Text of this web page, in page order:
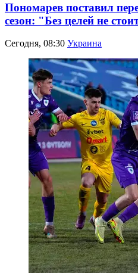
Пономарев поставил
сезон: "Без целей не
Сегодня, 08:30 Украина